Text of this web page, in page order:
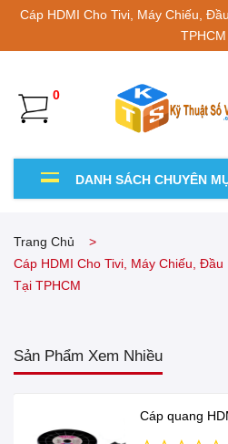
Cáp HDMI Cho Tivi, Máy Chiếu,
TPHCM
0
DANH SÁCH CHUYÊN
Trang Chủ
Cáp HDMI Cho Tivi, Máy Chiếu,
Tại TPHCM
Sản Phẩm Xem Nhiều
Cáp quang